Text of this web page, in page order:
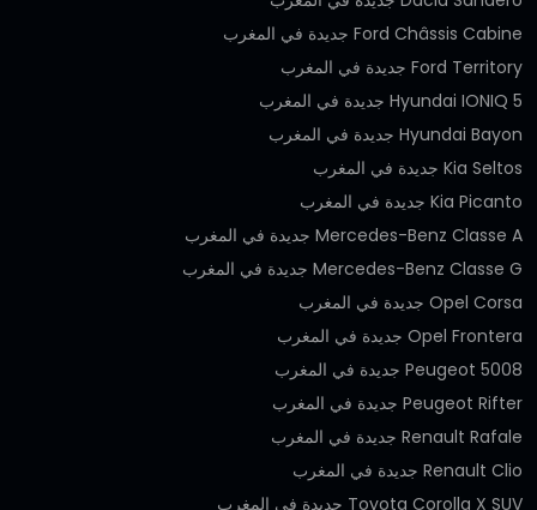
Ford Châssis Cabine جديدة في المغرب
Ford Territory جديدة في المغرب
Hyundai IONIQ 5 جديدة في المغرب
Hyundai Bayon جديدة في المغرب
Kia Seltos جديدة في المغرب
Kia Picanto جديدة في المغرب
Mercedes-Benz Classe A جديدة في المغرب
Mercedes-Benz Classe G جديدة في المغرب
Opel Corsa جديدة في المغرب
Opel Frontera جديدة في المغرب
Peugeot 5008 جديدة في المغرب
Peugeot Rifter جديدة في المغرب
Renault Rafale جديدة في المغرب
Renault Clio جديدة في المغرب
Toyota Corolla X SUV جديدة في المغرب